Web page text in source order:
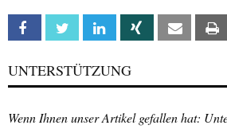
Facebook Twitter Linkedin Xing Email
UNTERSTÜTZUNG
Wenn Ihnen unser Artikel gefallen hat: